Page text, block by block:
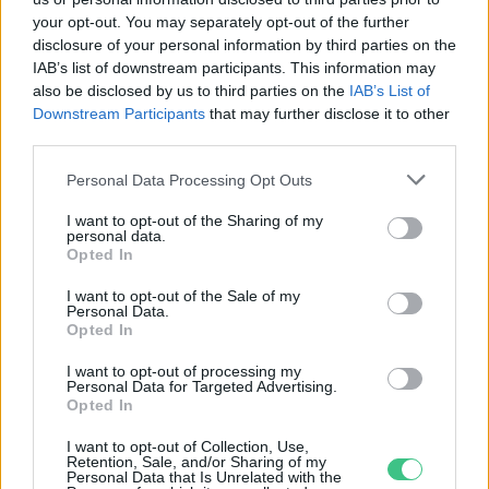
your opt-out. You may separately opt-out of the further
disclosure of your personal information by third parties on the
IAB’s list of downstream participants. This information may
also be disclosed by us to third parties on the IAB’s List of
Downstream Participants that may further disclose it to other
Personal Data Processing Opt Outs
I want to opt-out of the Sharing of my
personal data.
Opted In
I want to opt-out of the Sale of my
Personal Data.
Opted In
I want to opt-out of processing my
Personal Data for Targeted Advertising.
Opted In
I want to opt-out of Collection, Use,
Retention, Sale, and/or Sharing of my
Personal Data that Is Unrelated with the
is segíteni az élelmiszertermelést
4 perc